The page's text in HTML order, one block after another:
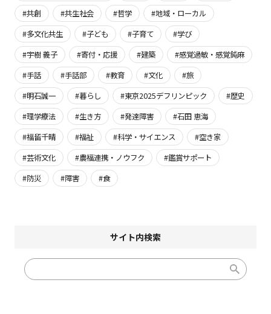
#共創
#共生社会 #哲学
#地域・ローカル
#多文化共生
#子ども #子育て
#学び
#宇樹 義子
#寄付・応援 #建築
#感覚過敏・感覚鈍麻
#手話
#手話部 #教育 #文化
#旅
#明石誠一
#暮らし #東京2025デフリンピック
#歴史
#理学療法
#生き方 #発達障害
#石田 恵海
#福留千晴
#福祉 #科学・サイエンス
#空き家
#芸術文化
#農福連携・ノウフク
#鑑賞サポート
#防災
#障害 #食
サイト内検索